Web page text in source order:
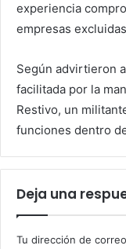
experiencia
empresas
Según advirtieron
facilitada por la
Restivo, un
funciones dentro
Deja una
Tu dirección de